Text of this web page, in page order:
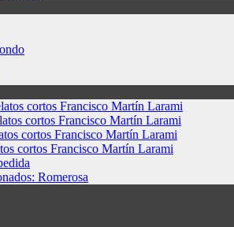
cortos Francisco Martín Larami
cortos Francisco Martín Larami
cortos Francisco Martín Larami
cortos Francisco Martín Larami
Romerosa